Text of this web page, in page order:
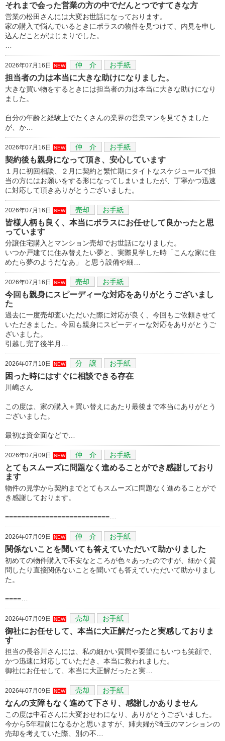
それまで会った営業の方の中でだんとつですてきな方
営業の松田さんには大変お世話になっております。
家の購入で悩んでいるときにポラスの物件を見つけて、内見を申し
込んだことがはじまりでした。
2026年07月16日 NEW 仲 介 お手紙
担当者の力は本当に大きな助けになりました。
大きな買い物をするときには担当者の力は本当に大きな助けになり
ました。
自分の年齢と経験上でたくさんの業界の営業マンを見てきました
が、か…
2026年07月16日 NEW 仲 介 お手紙
契約後も親身になって頂き、安心しています
１月に初回相談、２月に契約と繁忙期にタイトなスケジュールで担
当の方にはお願いをする形になってしまいましたが、丁寧かつ迅速
に対応して頂きありがとうございました。
2026年07月16日 NEW 売却 お手紙
皆様人柄も良く、本当にポラスにお任せして良かったと思
っています
分譲住宅購入とマンション売却でお世話になりました。
いつか戸建てに住み替えたい夢と、実際見学した時「こんな家に住
めたら夢のようだなあ」 と思う設備や細…
2026年07月16日 NEW 売却 お手紙
今回も親身にスピーディーな対応をありがとうございまし
た
過去に一度売却査いただいた際に対応が良く、今回もご依頼させて
いただきました。今回も親身にスピーディーな対応をありがとうご
ざいました。
引越し完了後半月…
2026年07月10日 NEW 分 譲 お手紙
困った時にはすぐに相談できる存在
川嶋さん
この度は、家の購入＋買い替えにあたり最後まで本当にありがとう
ございました。
最初は資金面などで…
2026年07月09日 NEW 仲 介 お手紙
とてもスムーズに問題なく進めることができ感謝しており
ます
物件の見学から契約までとてもスムーズに問題なく進めることがで
き感謝しております。
==========================…
2026年07月09日 NEW 仲 介 お手紙
関係ないことを聞いても答えていただいて助かりました
初めての物件購入で不安なところが色々あったのですが、細かく質
問したり直接関係ないことを聞いても答えていただいて助かりまし
た。
====…
2026年07月09日 NEW 売却 お手紙
御社にお任せして、本当に大正解だったと実感しておりま
す
担当の長谷川さんには、私の細かい質問や要望にもいつも笑顔で、
かつ迅速に対応していただき、本当に救われました。
御社にお任せして、本当に大正解だったと実…
2026年07月09日 NEW 売却 お手紙
なんの支障もなく進めて下さり、感謝しかありません
この度は中石さんに大変おせわになり、ありがとうございました。
今から5年程前になるかと思いますが、姉夫婦が埼玉のマンションの
売却を考えていた際、別の不…